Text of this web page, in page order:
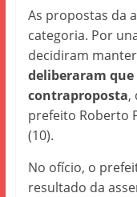
As propostas da
categoria. Por
decidiram
deliberaram
contraproposta,
prefeito Roberto
(10).
No ofício, o
resultado da